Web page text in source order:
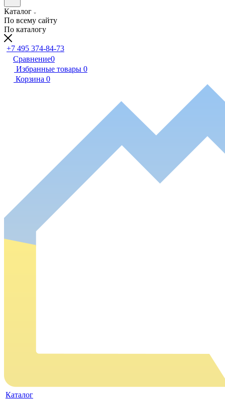
Каталог
По всему сайту
По каталогу
+7 495 374-84-73
Сравнение0
Избранные товары 0
Корзина 0
Каталог